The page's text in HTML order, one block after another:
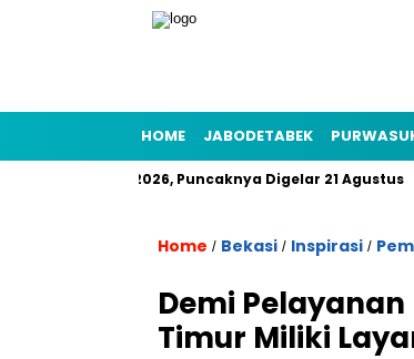
HOME JABODETABEK
HUT RI 2026, Puncaknya Digelar 21 Agustus
Home / Bekasi / Inspirasi /
Demi
Timur Miliki